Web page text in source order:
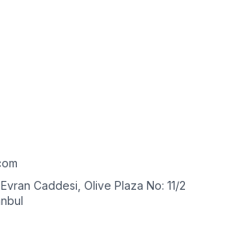
Caddesi, Olive Plaza No: 11/2